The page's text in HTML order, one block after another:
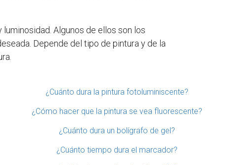
Algunos de ellos son los
Depende del tipo de pintura y de la
¿Cuánto dura la pintura fotoluminiscente?
¿Cómo hacer que la pintura se vea fluorescente?
¿Cuánto dura un bolígrafo de gel?
¿Cuánto tiempo dura el marcador?